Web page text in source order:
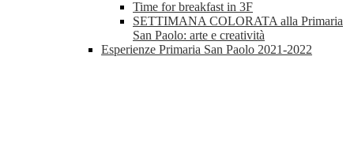
Time for breakfast in 3F
SETTIMANA COLORATA alla Primaria
San Paolo: arte e creatività
Esperienze Primaria San Paolo 2021-2022